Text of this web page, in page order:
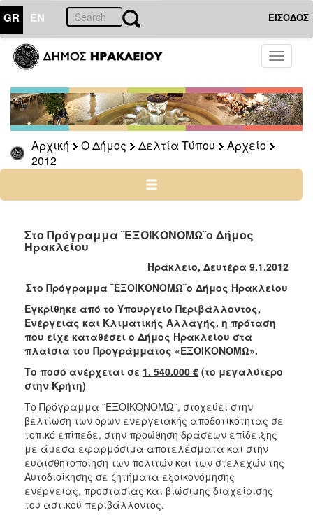
GR EN ΕΙΣΟΔΟΣ
Toggle
Αρχική Ο Δήμος Δελτία Τύπου
Αρχείο
2012
ΔΗΜΟΣ
Δελτία
Τύπου
Αρχείο
2026
2025
2022
2021
2019
2018
2017
2016
2015
2012
2011
2010
2006
Στο Πρόγραμμα ¨ΕΞΟΙΚΟΝΟΜΩ¨ο Δήμος
Ηρακλείου
Ηράκλειο, Δευτέρα 9.1.2012
Στο Πρόγραμμα ¨ΕΞΟΙΚΟΝΟΜΩ¨ο Δήμος Ηρακλείου
Εγκρίθηκε από το Υπουργείο Περιβάλλοντος,
Ενέργειας και Κλιματικής Αλλαγής, η πρόταση
που είχε καταθέσει ο Δήμος Ηρακλείου στα
πλαίσια του Προγράμματος «ΕΞΟΙΚΟΝΟΜΩ».
Το ποσό ανέρχεται σε 1. 540.000 € (το μεγαλύτερο
στην Κρήτη)
Το Πρόγραμμα ¨ΕΞΟΙΚΟΝΟΜΩ¨, στοχεύει στην
βελτίωση των όρων ενεργειακής αποδοτικότητας σε
τοπικό επίπεδε, στην προώθηση δράσεων επίδειξης
με άμεσα εφαρμόσιμα αποτελέσματα και στην
ευαισθητοποίηση των πολιτών και των στελεχών της
Αυτοδιοίκησης σε ζητήματα εξοικονόμησης
ενέργειας, προστασίας και βιώσιμης διαχείρισης
του αστικού περιβάλλοντος.